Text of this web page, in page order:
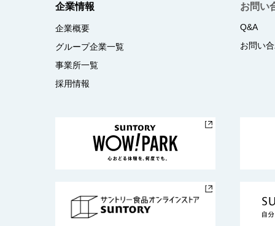
企業情報
企業概要
グループ企業一覧
事業所一覧
採用情報
お問い
Q&A
お問い